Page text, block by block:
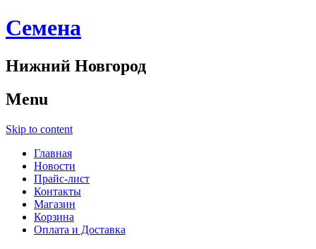
Cемена
Нижний Новгород
Menu
Skip to content
Главная
Новости
Прайс-лист
Контакты
Магазин
Корзина
Оплата и Доставка